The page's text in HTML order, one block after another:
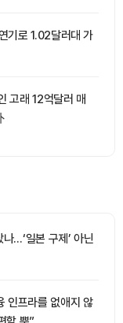
기로 1.02달러대 가
고래 12억달러 매
…‘일본 구제’ 아닌
인프라를 없애지 않